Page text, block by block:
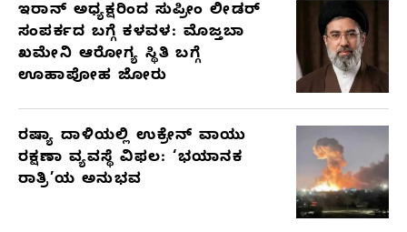
ಇರಾನ್ ಅಧ್ಯಕ್ಷರಿಂದ ಸುಪ್ರೀಂ ಲೀಡರ್
ಸಂಪರ್ಕದ ಬಗ್ಗೆ ಕಳವಳ: ಮೊಜ್ತಬಾ
ಖಮೇನಿ ಆರೋಗ್ಯ ಸ್ಥಿತಿ ಬಗ್ಗೆ
ಊಹಾಪೋಹ ಜೋರು
ರಷ್ಯಾ ದಾಳಿಯಲ್ಲಿ ಉಕ್ರೇನ್ ವಾಯು
ರಕ್ಷಣಾ ವ್ಯವಸ್ಥೆ ವಿಫಲ: ‘ಭಯಾನಕ
ರಾತ್ರಿ’ಯ ಅನುಭವ